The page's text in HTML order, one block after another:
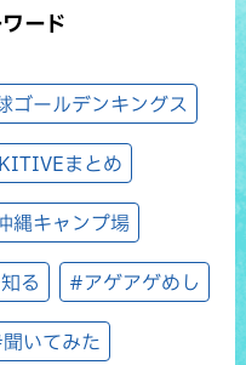
ード
ゴールデンキングス
まとめ
縄キャンプ場
る #アゲアゲめし
いてみた